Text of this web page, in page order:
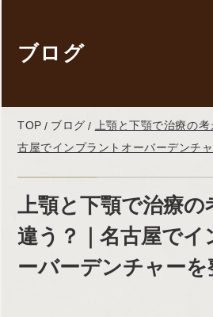
ブログ
TOP ブログ
上顎と下顎で治療の
古屋でインプラントオーバーデンチ
上顎と下顎で治療の
違う？｜名古屋でイ
ーバーデンチャーを